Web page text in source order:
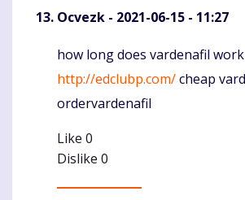
Ocvezk - 2021-06-15 - 11:27
Komentaras
how long does vardenafil
http://edclubp.com/cheap
ordervardenafil
Like 0
Dislike 0